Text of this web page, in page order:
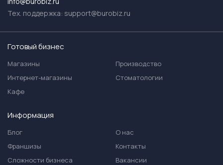
Тех. поддержка: support@burobiz.ru
Готовый бизнес
Магазины
Интернет-магазины
Кафе
Производство
Стоматологии
Информация
Блог
Франшизы
Сложности бизнеса
О нас
Контакты
Вакансии